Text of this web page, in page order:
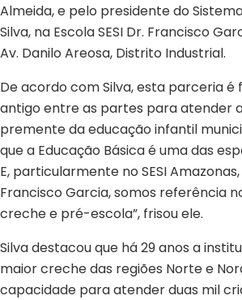
Almeida, e pelo presidente do
Silva, na Escola SESI Dr. Francisco
Av. Danilo Areosa, Distrito Industrial.
De acordo com Silva, esta parceria é
antigo entre as partes para atender
premente da educação infantil
que a Educação Básica é uma das
E, particularmente no SESI Amazonas,
Francisco Garcia, somos referência
creche e pré-escola”, frisou ele.
Silva destacou que há 29 anos a
maior creche das regiões Norte e
capacidade para atender duas mil